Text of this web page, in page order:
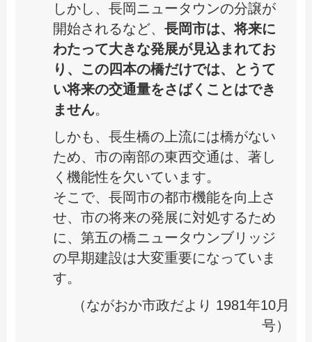
しかし、長岡ニュータウンの分譲が
開始されるなど、長岡市は、将来に
わたって大きな発展が見込まれてお
り、この四本の橋だけでは、とうて
い将来の交通量をさばくことはでき
ません。
しかも、長生橋の上流には橋がない
ため、市の南部の東西交通は、著し
く機能性を欠いています。
そこで、長岡市の都市機能を向上さ
せ、市の将来の発展に対処するため
に、第五の橋ニュータウンブリッジ
の早期建設は大変重要になっていま
す。
（ながおか市政だより 1981年10月
号）